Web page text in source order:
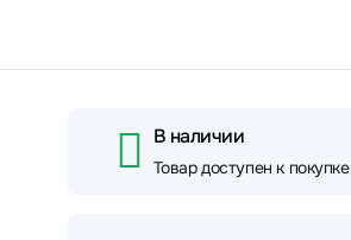
В наличии
Товар доступен к покупке